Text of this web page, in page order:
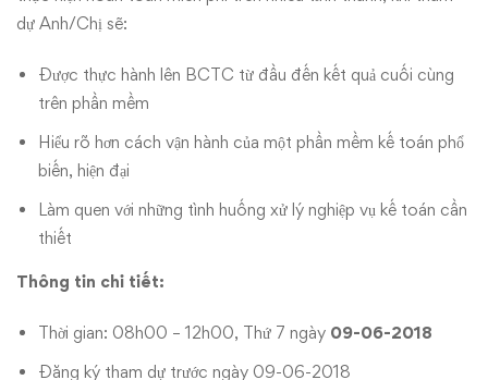
online
tại
Thanh
Hóa
dự Anh/Chị sẽ:
Được thực hành lên BCTC từ đầu đến kết quả cuối cùng
trên phần mềm
Hiểu rõ hơn cách vận hành của một phần mềm kế toán phổ
biến, hiện đại
Làm quen với những tình huống xử lý nghiệp vụ kế toán cần
thiết
Thông tin chi tiết:
Thời gian: 08h00 – 12h00, Thứ 7 ngày 09-06-2018
Đăng ký tham dự trước ngày 09-06-2018